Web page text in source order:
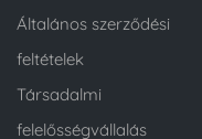
Általános szerződési
feltételek
Társadalmi
felelősségvállalás